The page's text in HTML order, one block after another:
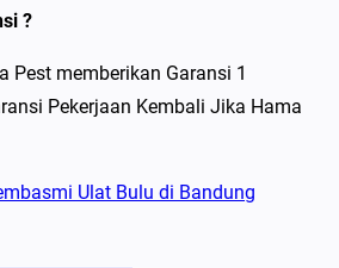
?
Pest memberikan Garansi 1
Pekerjaan Kembali Jika Hama
Ulat Bulu di Bandung